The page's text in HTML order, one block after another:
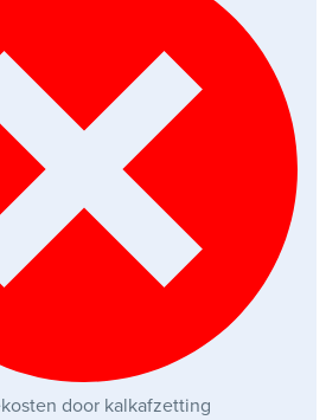
door kalkafzetting